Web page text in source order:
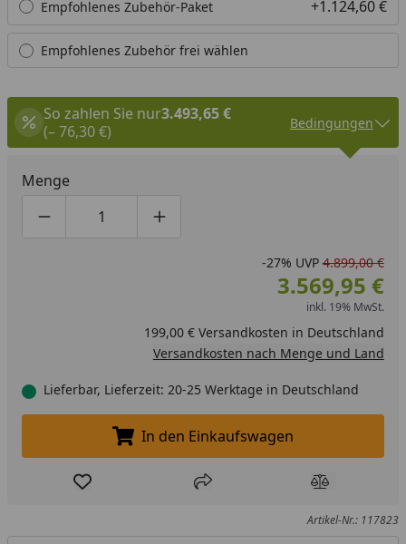
Empfohlenes Zubehör-Paket +1.124,60 €
Empfohlenes Zubehör frei wählen
So zahlen Sie nur3.493,65 €
(– 76,30 €)
Bedingungen
Menge
Produktmenge um eins verringern
Produktmenge manuell eingeben
Produktmenge um eins erhöhen
-27% UVP 4.899,00 €
3.569,95 €
inkl. 19% MwSt.
199,00 € Versandkosten in Deutschland
Versandkosten nach Menge und Land
Lieferbar, Lieferzeit: 20-25 Werktage in Deutschland
In den Einkaufswagen legen
In den Einkaufswagen
Produkt zur Wunschliste hinzufügen
Teilen Produkt
Artikel-Nr.: 117823